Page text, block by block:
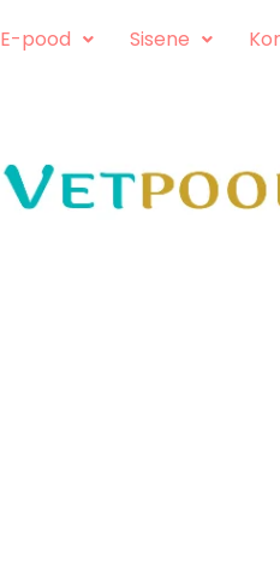
E-pood Sisene